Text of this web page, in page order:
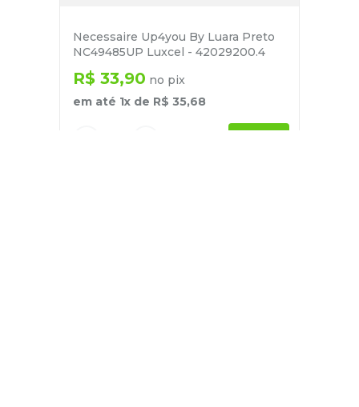
Necessaire Up4you By Luara Preto
NC49485UP Luxcel - 42029200.4
R$ 33,90 no pix
em até 1x de R$ 35,68